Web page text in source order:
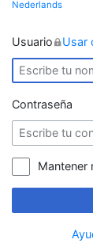
Nederlands
Usuario Usar
Contraseña
Mantener